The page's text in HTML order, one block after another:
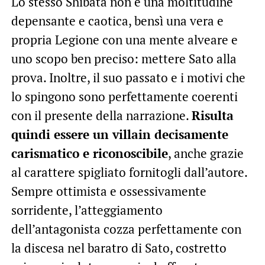
depensante e caotica, bensì una vera e
propria Legione con una mente alveare e
uno scopo ben preciso: mettere Sato alla
prova. Inoltre, il suo passato e i motivi che
lo spingono sono perfettamente coerenti
con il presente della narrazione.Risulta
quindi essere un villain decisamente
carismatico e riconoscibile, anche grazie
al carattere spigliato fornitogli dall’autore.
Sempre ottimista e ossessivamente
sorridente, l’atteggiamento
dell’antagonista cozza perfettamente con
la discesa nel baratro di Sato, costretto